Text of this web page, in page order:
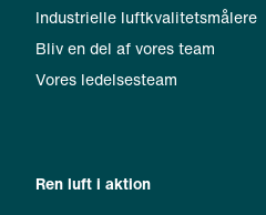
Industrielle luftkvalitetsmålere
Bliv en del af vores team
Vores ledelsesteam
Ren luft i aktion